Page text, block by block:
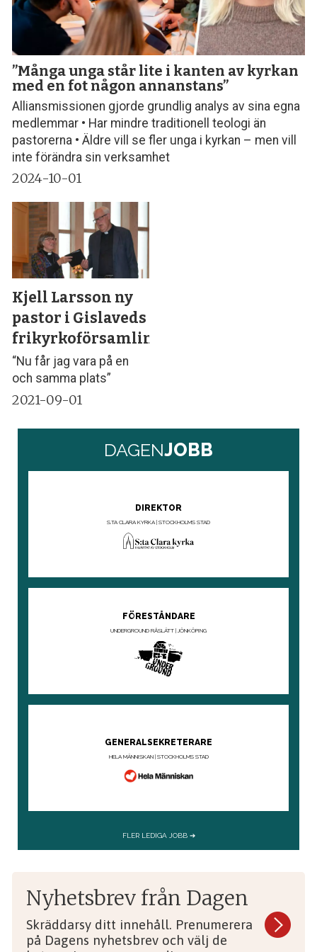
”Många unga står lite i kanten av kyrkan
med en fot någon annanstans”
Alliansmissionen gjorde grundlig analys av sina egna
medlemmar • Har mindre traditionell teologi än
pastorerna • Äldre vill se fler unga i kyrkan – men vill
inte förändra sin verksamhet
2024-10-01
Kjell Larsson ny
pastor i Gislaveds
frikyrkoförsamling
“Nu får jag vara på en
och samma plats”
2021-09-01
Nyhetsbrev från Dagen
Skräddarsy ditt innehåll. Prenumerera
på Dagens nyhetsbrev och välj de